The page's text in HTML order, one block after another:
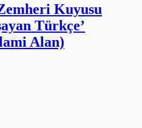
Kuyusu
Türkçe’
Alan)